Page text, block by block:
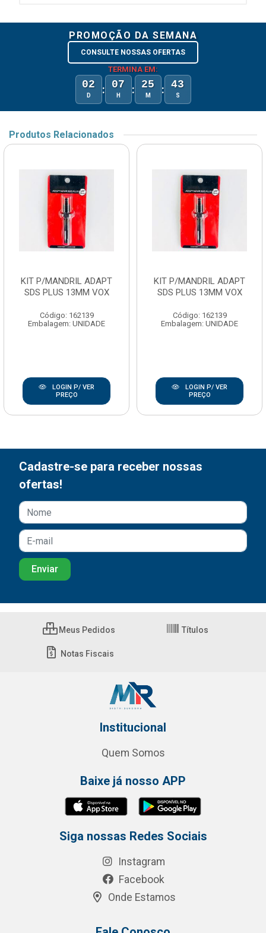
PROMOÇÃO DA SEMANA
CONSULTE NOSSAS OFERTAS
TERMINA EM:
02
D : 07
H : 25
M : 43
S
Produtos Relacionados
KIT P/MANDRIL ADAPT
SDS PLUS 13MM VOX
Código: 162139
Embalagem: UNIDADE
LOGIN P/ VER
PREÇO
KIT P/MANDRIL ADAPT
SDS PLUS 13MM VOX
Código: 162139
Embalagem: UNIDADE
LOGIN P/ VER
PREÇO
Cadastre-se para receber nossas
ofertas!
Meus Pedidos Títulos
Notas Fiscais
Institucional
Quem Somos
Baixe já nosso APP
Siga nossas Redes Sociais
Instagram
Facebook
Onde Estamos